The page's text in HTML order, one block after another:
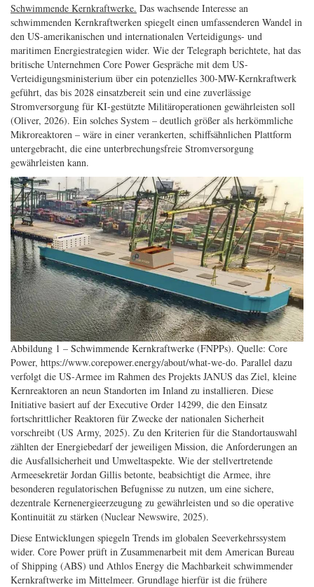
Schwimmende Kernkraftwerke. Das wachsende Interesse an
schwimmenden Kernkraftwerken spiegelt einen umfassenderen Wandel in
den US-amerikanischen und internationalen Verteidigungs- und
maritimen Energiestrategien wider. Wie der Telegraph berichtete, hat das
britische Unternehmen Core Power Gespräche mit dem US-
Verteidigungsministerium über ein potenzielles 300-MW-Kernkraftwerk
geführt, das bis 2028 einsatzbereit sein und eine zuverlässige
Stromversorgung für KI-gestützte Militäroperationen gewährleisten soll
(Oliver, 2026). Ein solches System – deutlich größer als herkömmliche
Mikroreaktoren – wäre in einer verankerten, schiffsähnlichen Plattform
untergebracht, die eine unterbrechungsfreie Stromversorgung
gewährleisten kann.
Abbildung 1 – Schwimmende Kernkraftwerke (FNPPs). Quelle: Core
Power, https://www.corepower.energy/about/what-we-do. Parallel dazu
verfolgt die US-Armee im Rahmen des Projekts JANUS das Ziel, kleine
Kernreaktoren an neun Standorten im Inland zu installieren. Diese
Initiative basiert auf der Executive Order 14299, die den Einsatz
fortschrittlicher Reaktoren für Zwecke der nationalen Sicherheit
vorschreibt (US Army, 2025). Zu den Kriterien für die Standortauswahl
zählten der Energiebedarf der jeweiligen Mission, die Anforderungen an
die Ausfallsicherheit und Umweltaspekte. Wie der stellvertretende
Armeesekretär Jordan Gillis betonte, beabsichtigt die Armee, ihre
besonderen regulatorischen Befugnisse zu nutzen, um eine sichere,
dezentrale Kernenergieerzeugung zu gewährleisten und so die operative
Kontinuität zu stärken (Nuclear Newswire, 2025).
Diese Entwicklungen spiegeln Trends im globalen Seeverkehrssystem
wider. Core Power prüft in Zusammenarbeit mit dem American Bureau
of Shipping (ABS) und Athlos Energy die Machbarkeit schwimmender
Kernkraftwerke im Mittelmeer. Grundlage hierfür ist die frühere